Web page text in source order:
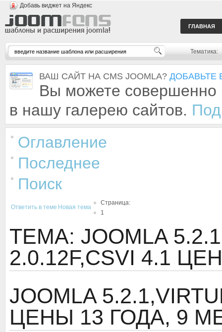
Добавь виджет на Яндекс
ГЛАВНАЯ
Тематика:
ВАШ САЙТ НА CMS JOOMLA? ДОБАВЬТЕ
Вы можете совершенно
в нашу галерею сайтов.
Оглавление
Последнее
Поиск
Ответить в теме Новая тема
Страница:
1
ТЕМА: JOOMLA
2.0.12F,CSVI 4.1
JOOMLA
ЦЕНЫ 13 ГОДА, 9